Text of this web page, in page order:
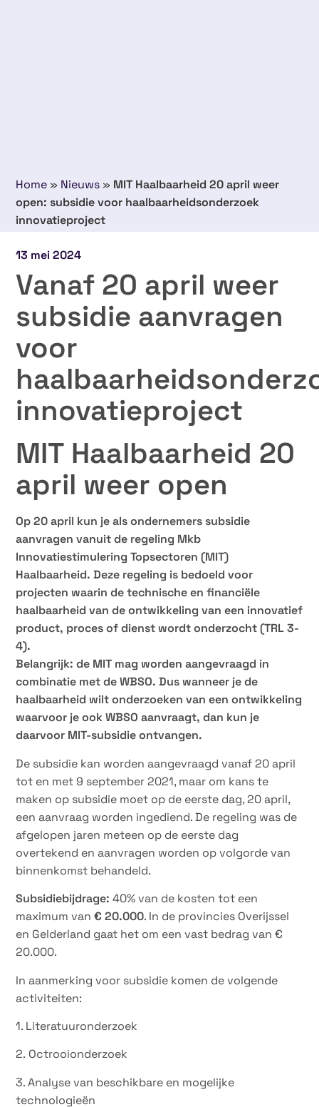
Home » Nieuws » MIT Haalbaarheid 20 april weer
open: subsidie voor haalbaarheidsonderzoek
innovatieproject
13 mei 2024
Vanaf 20 april weer
subsidie aanvragen
voor
innovatieproject
MIT Haalbaarheid 20
april weer open
Op 20 april kun je als ondernemers subsidie
aanvragen vanuit de regeling Mkb
Innovatiestimulering Topsectoren (MIT)
Haalbaarheid. Deze regeling is bedoeld voor
projecten waarin de technische en financiële
haalbaarheid van de ontwikkeling van een innovatief
product, proces of dienst wordt onderzocht (TRL 3-
4).
Belangrijk: de MIT mag worden aangevraagd in
combinatie met de WBSO. Dus wanneer je de
haalbaarheid wilt onderzoeken van een ontwikkeling
waarvoor je ook WBSO aanvraagt, dan kun je
daarvoor MIT-subsidie ontvangen.
De subsidie kan worden aangevraagd vanaf 20 april
tot en met 9 september 2021, maar om kans te
maken op subsidie moet op de eerste dag, 20 april,
een aanvraag worden ingediend. De regeling was de
afgelopen jaren meteen op de eerste dag
overtekend en aanvragen worden op volgorde van
binnenkomst behandeld.
Subsidiebijdrage:40% van de kosten tot een
maximum van € 20.000. In de provincies Overijssel
en Gelderland gaat het om een vast bedrag van €
20.000.
In aanmerking voor subsidie komen de volgende
activiteiten:
1. Literatuuronderzoek
2. Octrooionderzoek
3. Analyse van beschikbare en mogelijke
technologieën